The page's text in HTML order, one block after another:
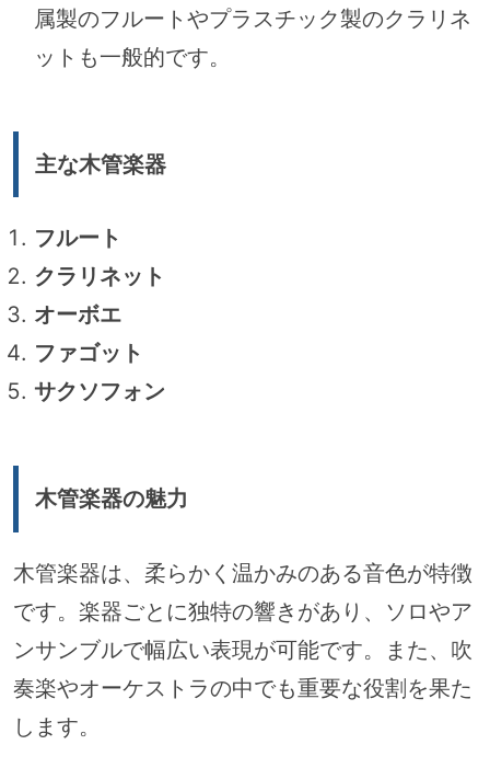
属製のフルートやプラスチック製のクラリネ
ットも一般的です。
主な木管楽器
フルート
クラリネット
オーボエ
ファゴット
サクソフォン
木管楽器の魅力
木管楽器は、柔らかく温かみのある音色が特徴
です。楽器ごとに独特の響きがあり、ソロやア
ンサンブルで幅広い表現が可能です。また、吹
奏楽やオーケストラの中でも重要な役割を果た
します。